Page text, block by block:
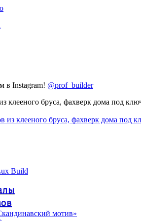
в Instagram! @prof_builder
клееного бруса, фахверк дома под
Build
мотив»